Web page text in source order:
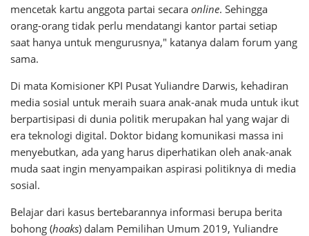
mencetak kartu anggota partai secara online. Sehingga
orang-orang tidak perlu mendatangi kantor partai setiap
saat hanya untuk mengurusnya," katanya dalam forum yang
sama.
Di mata Komisioner KPI Pusat Yuliandre Darwis, kehadiran
media sosial untuk meraih suara anak-anak muda untuk ikut
berpartisipasi di dunia politik merupakan hal yang wajar di
era teknologi digital. Doktor bidang komunikasi massa ini
menyebutkan, ada yang harus diperhatikan oleh anak-anak
muda saat ingin menyampaikan aspirasi politiknya di media
sosial.
Belajar dari kasus bertebarannya informasi berupa berita
bohong (hoaks) dalam Pemilihan Umum 2019, Yuliandre